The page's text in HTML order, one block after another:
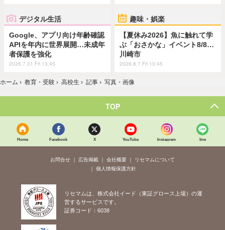
デジタル生活
Google、アプリ向け年齢確認
APIを年内に世界展開…未成年
者保護を強化
2026.7.31 Fri 13:45
趣味・娯楽
【夏休み2026】魚に触れて学
ぶ「おさかな」イベント8/8…
川崎市
2026.8.7 Fri 10:45
ホーム › 教育・受験 › 高校生 › 記事 › 写真・画像
TOP
Home Facebook X YouTube Instagram line
お問合せ 広告掲載 会社概要
リセマムについて
個人情報保護方針
リセマムは、株式会社イード（東証グロース上場）の運
営するサービスです。
証券コード：6038